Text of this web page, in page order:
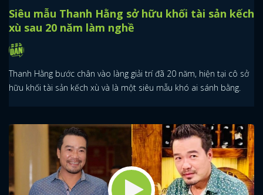
Siêu mẫu Thanh Hằng sở hữu khối tài sản kếch
xù sau 20 năm làm nghề
Thanh Hằng bước chân vào làng giải trí đã 20 năm, hiện tại cô sở
hữu khối tài sản kếch xù và là một siêu mẫu khó ai sánh bằng.